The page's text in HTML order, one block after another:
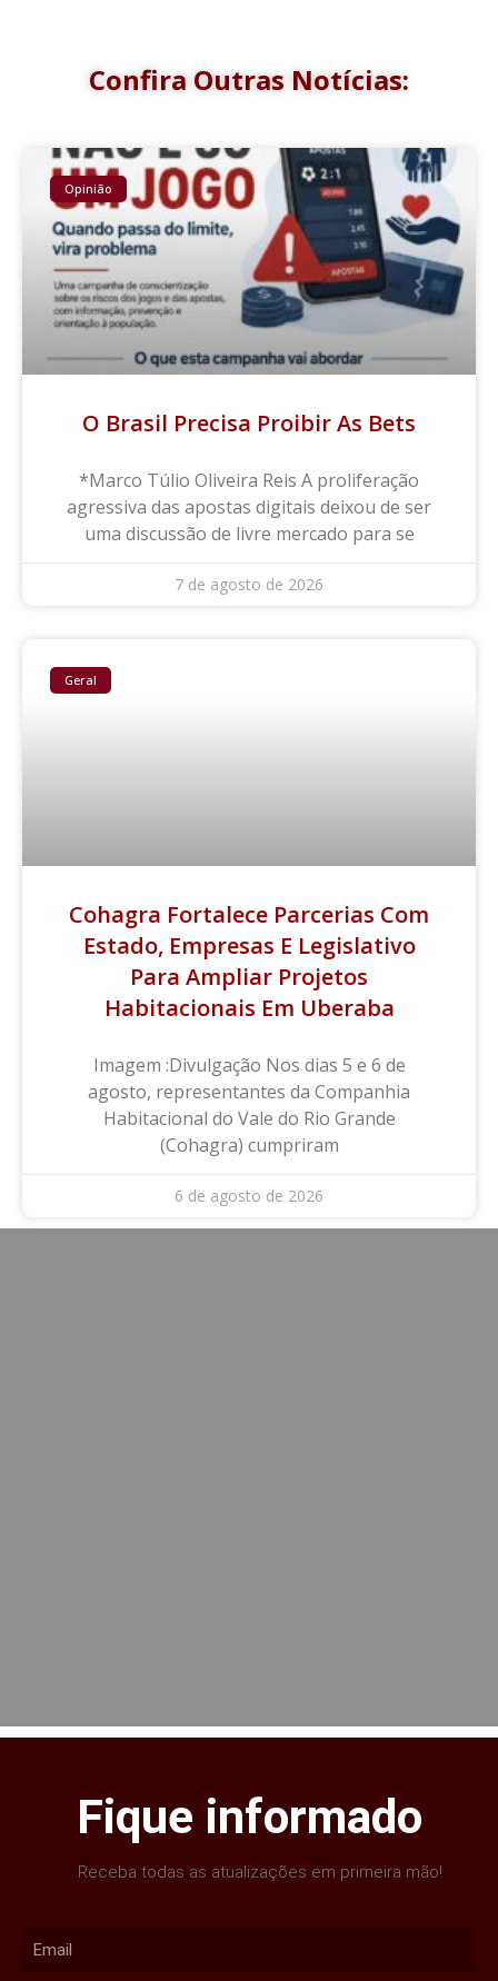
Confira Outras Notícias:
Opinião
O Brasil Precisa Proibir As Bets
*Marco Túlio Oliveira Reis A proliferação
agressiva das apostas digitais deixou de ser
uma discussão de livre mercado para se
7 de agosto de 2026
Geral
Cohagra Fortalece Parcerias Com
Estado, Empresas E Legislativo
Para Ampliar Projetos
Habitacionais Em Uberaba
Imagem :Divulgação Nos dias 5 e 6 de
agosto, representantes da Companhia
Habitacional do Vale do Rio Grande
(Cohagra) cumpriram
6 de agosto de 2026
Fique informado
Receba todas as atualizações em primeira mão!